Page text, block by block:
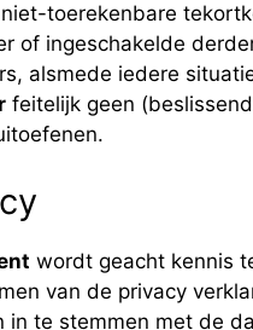
toerekenbare
of ingeschakelde
alsmede iedere
feitelijk geen
wordt geacht kennis
van de privacy
in te stemmen met de